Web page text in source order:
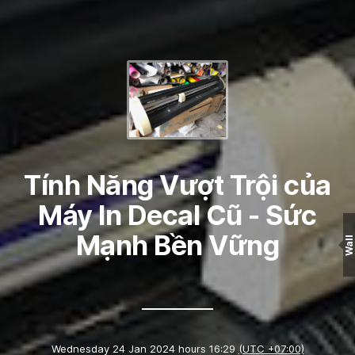
Tính Năng Vượt Trội của
Máy In Decal Cũ - Sức
Mạnh Bền Vững
Wednesday 24 Jan 2024 hours 16:29 (UTC +07:00)
Wall